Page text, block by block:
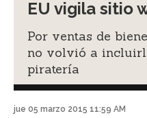
EU vigila sitio
Por ventas de
no volvió a
piratería
jue 05 marzo 2015 11:59 AM